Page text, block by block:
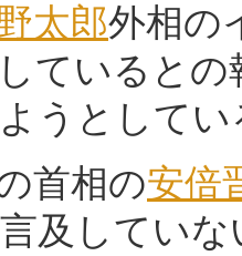
太郎外相の
ていると
うとして
首相の安倍
及してい